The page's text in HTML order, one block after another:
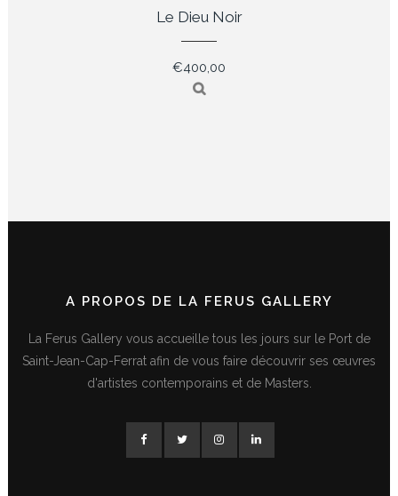
Le Dieu Noir
€400,00
A PROPOS DE LA FERUS GALLERY
La Ferus Gallery vous accueille tous les jours sur le Port de
Saint-Jean-Cap-Ferrat afin de vous faire découvrir ses œuvres
d'artistes contemporains et de Masters.